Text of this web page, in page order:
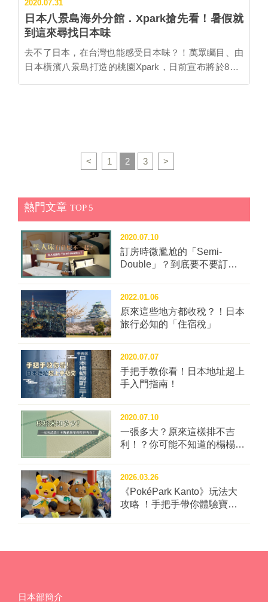
不喜歡清酒的話，也有...
住民紡織品及竹製品元素。平均挑高3.2公尺的天花板及
大片觀景窗、玻璃隔間等，營造出穿透舒適的空間。開
放式衣櫃中，更放著台灣代表性的「三色茄芷袋」，房
客前往大浴場時，可將浴巾及換洗衣物等放入袋中方便
攜帶，畫龍點睛的巧思令人會心一笑。 客房中又分別以
彷彿身處幻想世界之外，窗外的松鼠更增添了童話世界
到陽台的紅磚牆等，以嶄新姿態再生，卻同時讓人感到
安心與溫暖。 衛浴部分包含洗手台、廁所、淋浴/浴
缸，皆採各自獨立的設計，使用上不會互相影響。除了
必備的免治馬桶之外，更裝設台灣飯店罕見的暖氣設
備，在寒冷的冬季期間也能舒適度過。 ▪️大浴場 一般商
務型旅館罕見的頂樓大浴場可說是本飯店的亮點之一。
浴池內鋪設著閃爍金光的高雅馬賽克磁磚，在水波晃蕩
下更顯波光粼粼，搭配窗外的台灣群山意象造景，彷彿
身在幽雅山谷中泡湯。若入住樓層較低，也可以來頂樓
大浴場，邊泡湯邊愜意欣賞台北街景。 ▪️餐廳 飯店餐廳
由在台灣已有三間分店的日式義大利餐酒館JAPOLI進
駐。早餐採自助吧方式，提供台灣在地的有機蔬菜、魚
肉所烹調的和洋料理外，更有許多來台必吃的小吃。包
括特製擔仔麵、海鮮粥(點餐制)之外，滷肉飯、蛋餅、
爆漿地瓜球等特色料理也都會登場。 ▪️感想 栗子大福實
地開箱感想是，一踏入和苑三井花園飯店，真的就有如
回到日本一樣，更特別的是加入了許多濃厚的台灣風情
魅力，讓入住體驗更加豐富有趣！主題概念房中各種精
心打造的細節，更是在拍照打卡之餘，會讓人更享受待
在客房中的時光呢～ 餐點部分，看見台灣小吃出現在日
式飯店的早餐吧台上，或是納豆旁邊竟然放著剝皮辣
椒，都讓人有種亂入的有趣感覺，卻更忍不住想吃吃
看！而生菜沙拉或式咖哩等其他經典菜色，都維持著日
台灣入住日籍飯店的優點吧！ 除了和苑三井花園飯店之
旅時來住住三井花園等飯店，也能解解...
2020.07.31
日本八景島海外分館．Xpark搶先看！暑假就
到這來尋找日本味
去不了日本，在台灣也能感受日本味？！萬眾矚目、由
日本橫濱八景島打造的桃園Xpark，日前宣布將於8月7
模擬台灣的海洋生態環境，槽內可見雪花鴨嘴燕魟、ㄚ
隻閃閃發亮的銀鱗鯧群，搭配輕快的音樂旋律於水中群
游漫舞，十分壯觀。 癒見水母 展區內規劃了各類型的
水母水缸，讓遊客們能近距離觀察水母的悠游姿態。館
方利用無邊鏡面結合虹光及地面上的花朵變化，在周圍
鏡面的反射下，呈現出宛若萬花筒般的夢幻打卡區。此
外，也設有水母實驗室，與大家一同分享水母誕生後的
成長過程。 企鵝奇遇 首次登台的麥哲倫企鵝與國王企
鵝都將在此現身！館方打造了寒冷雪白的企鵝生態環
境，以人行通道為中心，分為陸域及水域兩區。企鵝們
將依照喜好，自由穿梭在遊客上方的透明隧道至水域覓
食嬉戲，再經由水底下方的通道，回到陸地休憩。有機
會來訪的粉絲們，記得抬頭看看喔!! 珊瑚潛行 遊客們將
在180度寬敞的環景空間中，欣賞海底珊瑚礁的繽紛樣
貌。透過地面上投影的珊瑚、魚群環境，帶領大家一同
潛入海底世界～ 另外，展區的小角落還設有兩個小水
箱，可供遊客近距離觀察可愛的小珊瑚。喜歡海底生物
的粉絲，千萬別錯過！ 雨林探險 展區內的人工造景搭
配閃電雷聲，經典重現了豐富多樣...
< 1 2 3 >
熱門文章 TOP 5
2020.07.10
訂房時微尷尬的「Semi-
Double」？到底要不要訂這
2022.01.06
原來這些地方都收稅？！日本
旅行必知的「住宿稅」
2020.07.07
手把手教你看！日本地址超上
手入門指南！
2020.07.10
一張多大？原來這樣排不吉
利！？你可能不知道的榻榻米
2026.03.26
《PokéPark Kanto》玩法大
攻略 ！手把手帶你體驗寶可
日本部簡介